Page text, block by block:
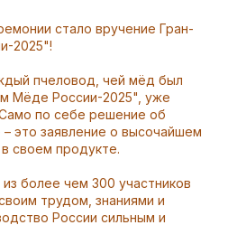
стало вручение Гран-
2025"!
пчеловод, чей мёд был
Мёде России-2025", уже
по себе решение об
– это заявление о высочайшем
своем продукте.
более чем 300 участников
трудом, знаниями и
России сильным и